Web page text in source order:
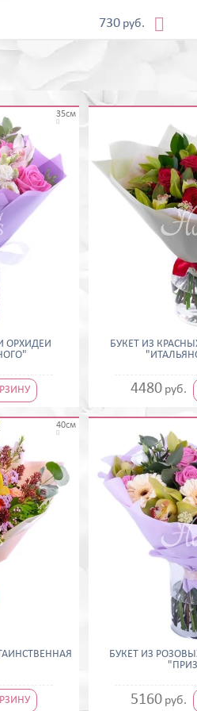
730 руб. 
ОРХИДЕЙ
35см

БУКЕТ ИЗ
4480 руб.
40см

БУКЕТ ИЗ
5160 руб.